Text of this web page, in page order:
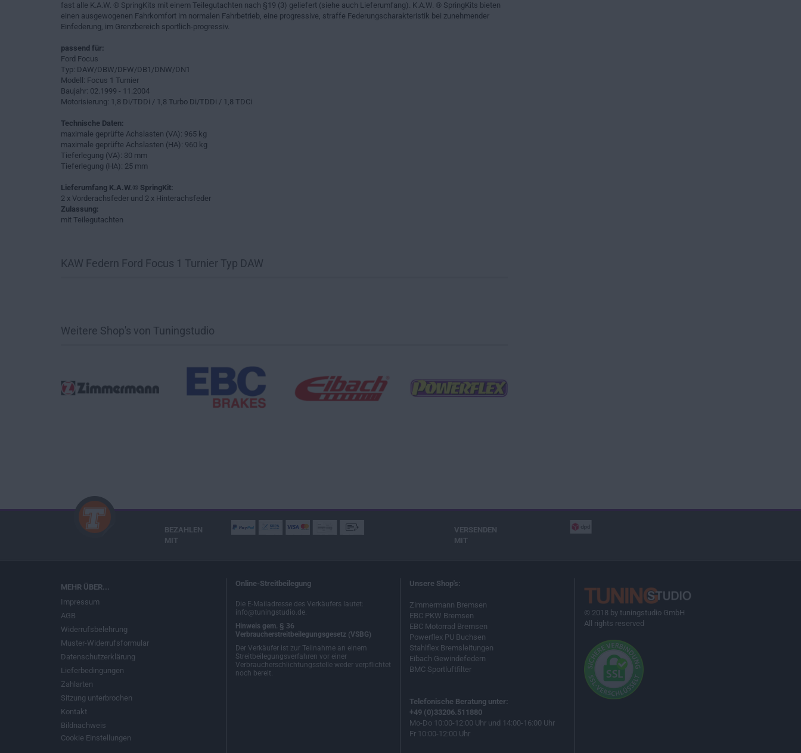
fast alle K.A.W. ® SpringKits mit einem Teilegutachten nach §19 (3) geliefert (siehe auch Lieferumfang). K.A.W. ® SpringKits bieten
einen ausgewogenen Fahrkomfort im normalen Fahrbetrieb, eine progressive, straffe Federungscharakteristik bei zunehmender
Einfederung, im Grenzbereich sportlich-progressiv.
passend für:
Ford Focus
Typ: DAW/DBW/DFW/DB1/DNW/DN1
Modell: Focus 1 Turnier
Baujahr: 02.1999 - 11.2004
Motorisierung: 1,8 Di/TDDi / 1,8 Turbo Di/TDDi / 1,8 TDCi
Technische Daten:
maximale geprüfte Achslasten (VA): 965 kg
maximale geprüfte Achslasten (HA): 960 kg
Tieferlegung (VA): 30 mm
Tieferlegung (HA): 25 mm
Lieferumfang K.A.W.® SpringKit:
2 x Vorderachsfeder und 2 x Hinterachsfeder
Zulassung:
mit Teilegutachten
KAW Federn Ford Focus 1 Turnier Typ DAW
Weitere Shop's von Tuningstudio
BEZAHLEN
MIT
VERSENDEN
MIT
MEHR ÜBER...
Impressum
AGB
Widerrufsbelehrung
Muster-Widerrufsformular
Datenschutzerklärung
Lieferbedingungen
Zahlarten
Sitzung unterbrochen
Kontakt
Bildnachweis
Cookie Einstellungen
Online-Streitbeilegung
Die E-Mailadresse des Verkäufers lautet:
info@tuningstudio.de.
Hinweis gem. § 36
Verbraucherstreitbeilegungsgesetz (VSBG)
Der Verkäufer ist zur Teilnahme an einem
Streitbeilegungsverfahren vor einer
Verbraucherschlichtungsstelle weder verpflichtet
noch bereit.
Unsere Shop's:
Zimmermann Bremsen
EBC PKW Bremsen
EBC Motorrad Bremsen
Powerflex PU Buchsen
Stahlflex Bremsleitungen
Eibach Gewindefedern
BMC Sportluftfilter
Telefonische Beratung unter:
+49 (0)33206.511880
Mo-Do 10:00-12:00 Uhr und 14:00-16:00 Uhr
Fr 10:00-12:00 Uhr
© 2018 by tuningstudio GmbH
All rights reserved